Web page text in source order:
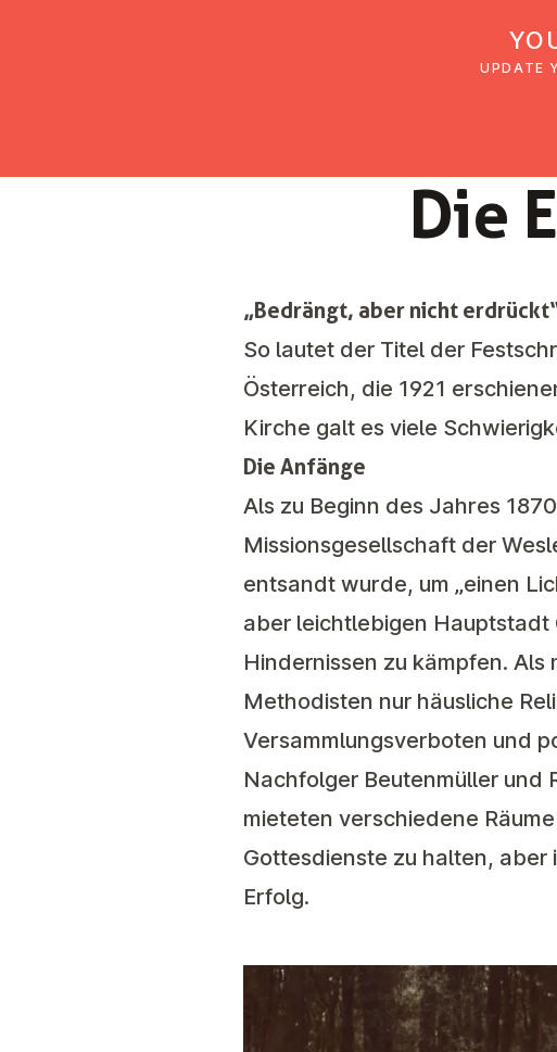
Gemeinden
Die
„Bedrängt, aber nicht
So lautet der Titel der
Österreich, die 1921
Kirche galt es viele
Die Anfänge
Als zu Beginn des Jahres
Missionsgesellschaft der
entsandt wurde, um „einen
aber leichtlebigen Hauptstadt
Hindernissen zu kämpfen.
Methodisten nur häusliche
Versammlungsverboten und
Nachfolger Beutenmüller und
mieteten verschiedene
Gottesdienste zu halten, aber
Erfolg.
UPDATE